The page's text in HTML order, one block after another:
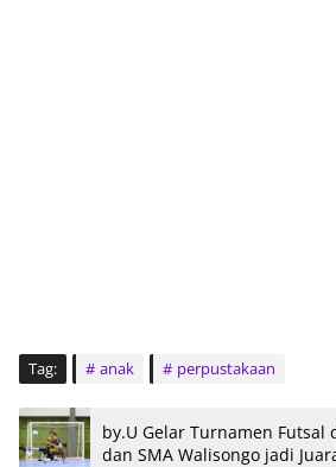
Tag: anak perpustakaan
by.U Gelar Turnamen Futsal
dan SMA Walisongo jadi